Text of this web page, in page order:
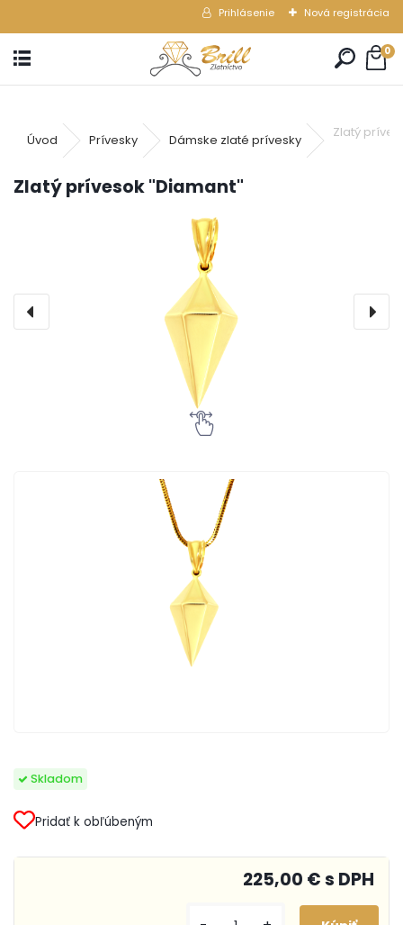
Prihlásenie Nová registrácia
0
Úvod Prívesky Dámske zlaté prívesky
Zlatý
Zlatý prívesok "Diamant"
Skladom
Pridať k obľúbeným
225,00 € s DPH